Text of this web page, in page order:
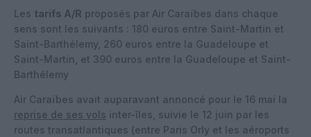
Les tarifs A/R proposés par Air Caraïbes dans chaque
sens sont les suivants : 180 euros entre Saint-Martin et
Saint-Barthélemy, 260 euros entre la Guadeloupe et
Saint-Martin, et 390 euros entre la Guadeloupe et Saint-
Barthélemy
Air Caraïbes avait auparavant annoncé pour le 16 mai la
reprise de ses vols inter-îles, suivie le 12 juin par les
routes transatlantiques (entre Paris Orly et les aéroports